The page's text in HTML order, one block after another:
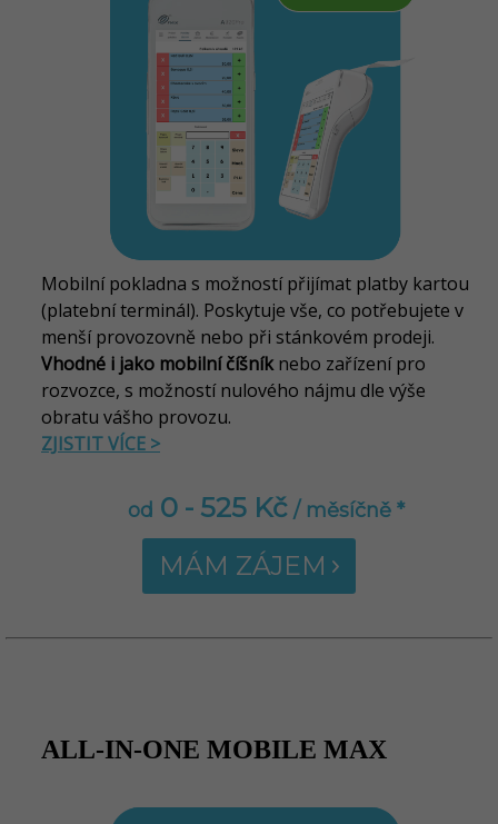
Mobilní pokladna s možností přijímat platby kartou
(platební terminál). Poskytuje vše, co potřebujete v
menší provozovně nebo při stánkovém prodeji.
Vhodné i jako mobilní číšníknebo zařízení pro
rozvozce, s možností nulového nájmu dle výše
obratu vášho provozu.
ZJISTIT VÍCE >
od 0 - 525 Kč/ měsíčně *
MÁM ZÁJEM
ALL-IN-ONE MOBILE MAX